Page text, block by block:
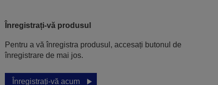
Înregistrați-vă produsul
Pentru a vă înregistra produsul, accesați butonul de
înregistrare de mai jos.
Înregistrați-vă acum